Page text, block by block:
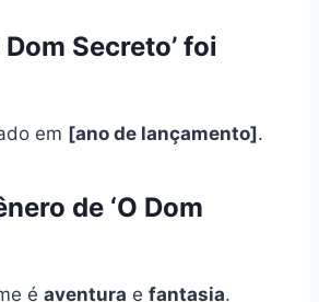
Dom Secreto’ foi
em [ano de lançamento].
de ‘O Dom
é aventura e fantasia.